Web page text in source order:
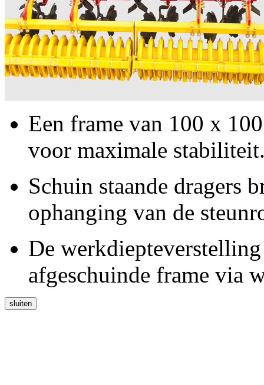
Een frame van 100 x
voor maximale
Schuin staande dragers
ophanging van de
De
afgeschuinde frame via
sluiten